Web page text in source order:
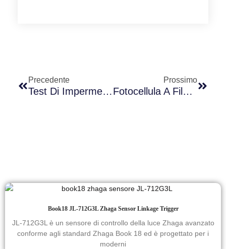
Precedente
Test Di Impermeabilità Del Sensore Fotoelettrico Con Controllo Twist-Lock A Giunto Lungo IP56
Prossimo
Fotocellula A Filo Lungo: JL-104
Book18 JL-712G3L Zhaga Sensor Linkage Trigger
JL-712G3L è un sensore di controllo della luce Zhaga avanzato
conforme agli standard Zhaga Book 18 ed è progettato per i
moderni